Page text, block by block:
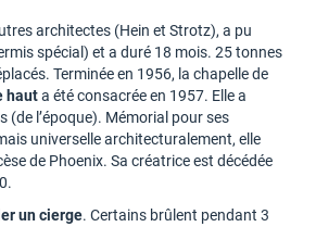
architectes (Hein et Strotz), a pu
spécial) et a duré 18 mois. 25 tonnes
Terminée en 1956, la chapelle de
hauta été consacrée en 1957. Elle a
(de l’époque). Mémorial pour ses
universelle architecturalement, elle
de Phoenix. Sa créatrice est décédée
un cierge. Certains brûlent pendant 3